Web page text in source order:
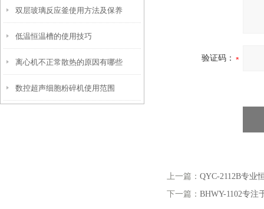
一些简单的应急小知识
双层玻璃反应釜使用方法及保养
低温恒温槽的使用技巧
离心机不正常散热的原因有哪些
数控超声细胞粉碎机使用范围
验证码：
上一篇： QYC-2112B专业
下一篇： BHWY-1102专注